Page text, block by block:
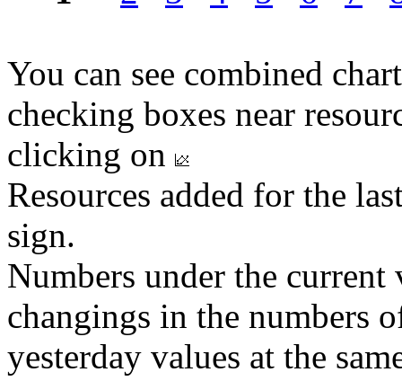
You can see combined
checking boxes near
clicking on
Resources added for the
sign.
Numbers under the
changings in the numbers
yesterday values at the